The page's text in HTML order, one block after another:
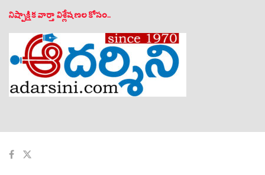
నిష్పాక్షిక వార్తా విశ్లేషణల కోసం..